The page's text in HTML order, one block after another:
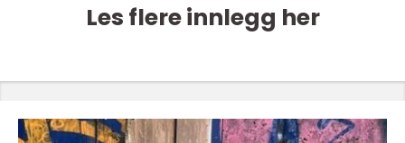
Les flere innlegg her